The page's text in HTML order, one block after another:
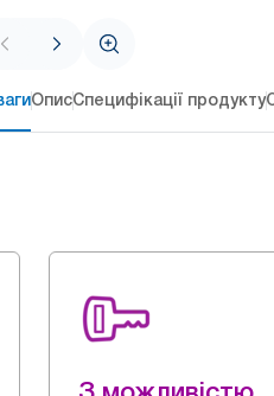
ОписСпецифікації продукту